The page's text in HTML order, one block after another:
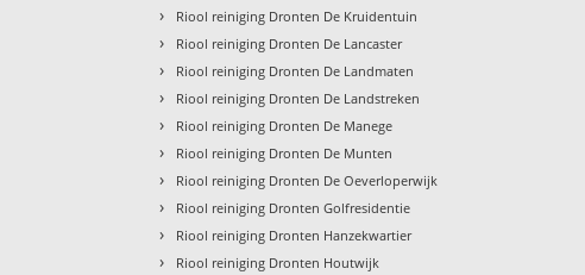
› Riool reiniging Dronten De Kruidentuin
› Riool reiniging Dronten De Lancaster
› Riool reiniging Dronten De Landmaten
› Riool reiniging Dronten De Landstreken
› Riool reiniging Dronten De Manege
› Riool reiniging Dronten De Munten
› Riool reiniging Dronten De Oeverloperwijk
› Riool reiniging Dronten Golfresidentie
› Riool reiniging Dronten Hanzekwartier
› Riool reiniging Dronten Houtwijk